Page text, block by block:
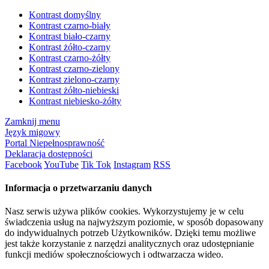
Kontrast domyślny
Kontrast czarno-biały
Kontrast biało-czarny
Kontrast żółto-czarny
Kontrast czarno-żółty
Kontrast czarno-zielony
Kontrast zielono-czarny
Kontrast żółto-niebieski
Kontrast niebiesko-żółty
Zamknij menu
Język migowy
Portal Niepełnosprawność
Deklaracja dostępności
FacebookYouTube Tik Tok Instagram RSS
Informacja o przetwarzaniu danych
Nasz serwis używa plików cookies. Wykorzystujemy je w celu
świadczenia usług na najwyższym poziomie, w sposób dopasowany
do indywidualnych potrzeb Użytkowników. Dzięki temu możliwe
jest także korzystanie z narzędzi analitycznych oraz udostępnianie
funkcji mediów społecznościowych i odtwarzacza wideo.